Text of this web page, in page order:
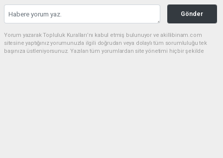
Gönder
Yorum yazarak Topluluk Kuralları’nı kabul etmiş bulunuyor ve akillibinam.com
sitesine yaptığınız yorumunuzla ilgili doğrudan veya dolaylı tüm sorumluluğu tek
başınıza üstleniyorsunuz. Yazılan tüm yorumlardan site yönetimi hiçbir şekilde